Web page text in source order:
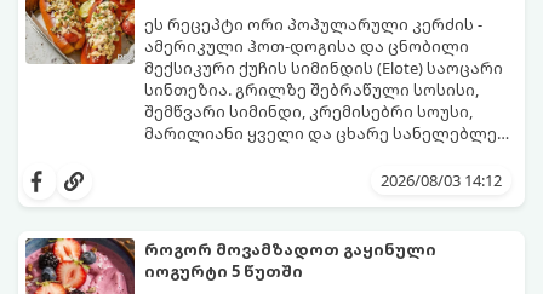
ეს რეცეპტი ორი პოპულარული კერძის -
ამერიკული ჰოთ-დოგისა და ცნობილი
მექსიკური ქუჩის სიმინდის (Elote) საოცარი
სინთეზია. გრილზე შებრაწული სოსისი,
შემწვარი სიმინდი, კრემისებრი სოუსი,
მარილიანი ყველი და ცხარე სანელებლები
წვეულებებისთვის, ბარბექიუსთვის ან
მომზადების დრო: 15 წუთი
ულუფა: 8 პორცია
2026/08/03 14:12
როგორ მოვამზადოთ გაყინული
იოგურტი 5 წუთში